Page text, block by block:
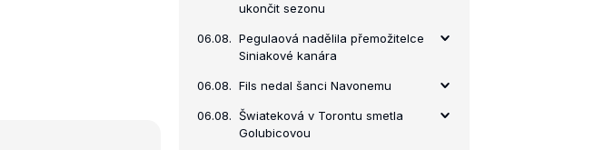
ukončit sezonu
06.08. Pegulaová nadělila přemožitelce
Siniakové kanára
06.08. Fils nedal šanci Navonemu
06.08. Šwiateková v Torontu smetla
Golubicovou